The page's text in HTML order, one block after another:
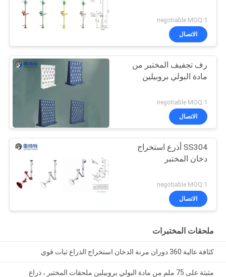
negotiable MOQ:1
الاتصال
رف تجفيف المختبر من
مادة البولي بروبيلين
negotiable MOQ:1
الاتصال
SS304 أذرع استخراج
دخان المختبر
negotiable MOQ:1
الاتصال
ملحقات المختبرات
كثافة عالية 360 دوران مرنة الدخان استخراج الذراع ثبات قوي
مثبتة على 75 ملم من مادة البولي بروبيلين ملحقات المختبر ، ذراع